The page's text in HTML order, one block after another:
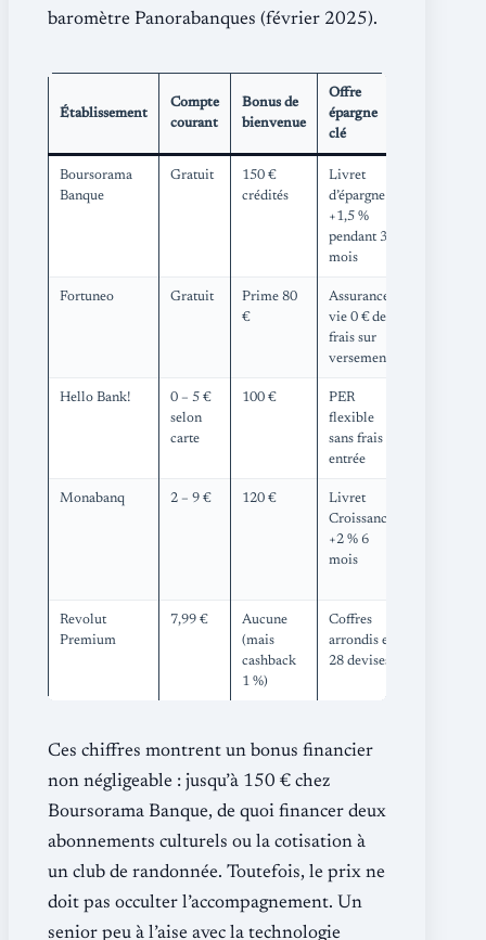
baromètre Panorabanques (février 2025).
Établissement
Compte
courant
Bonus de
bienvenue
Offre
épargne
clé
Boursorama
Banque
Gratuit
150 €
crédités
Livret
d’épargne
+1,5 %
pendant 3
mois
Fortuneo Gratuit
Prime 80
€
Assurance-
vie 0 € de
frais sur
versements
Hello Bank!
0 – 5 €
selon
carte
100 €
PER
flexible
sans frais
entrée
Monabanq 2 – 9 € 120 €
Livret
Croissance
+2 % 6
mois
Revolut
Premium
7,99 €
Aucune
(mais
cashback
1 %)
Coffres
arrondis en
28 devises
Ces chiffres montrent un bonus financier
non négligeable : jusqu’à 150 € chez
Boursorama Banque, de quoi financer deux
abonnements culturels ou la cotisation à
un club de randonnée. Toutefois, le prix ne
doit pas occulter l’accompagnement. Un
senior peu à l’aise avec la technologie